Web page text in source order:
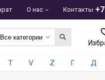
О нас Контакты
Все категории
T V Z Г Д